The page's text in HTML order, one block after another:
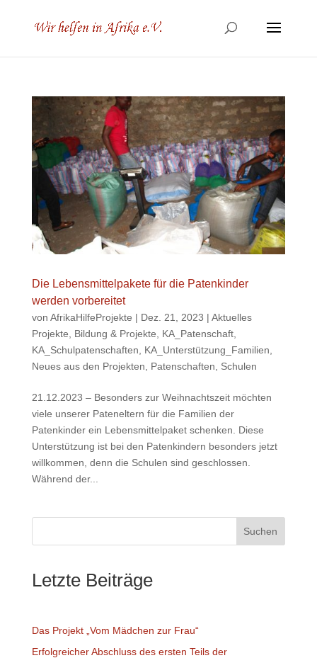
Die Lebensmittelpakete für die Patenkinder
werden vorbereitet
von AfrikaHilfeProjekte | Dez. 21, 2023 | Aktuelles
Projekte
Bildung & Projekte KA_Patenschaft,
KA_Schulpatenschaften
KA_Unterstützung_Familien
Neues aus den Projekten
Patenschaften Schulen
21.12.2023 – Besonders zur Weihnachtszeit möchten
viele unserer Pateneltern für die Familien der
Patenkinder ein Lebensmittelpaket schenken. Diese
Unterstützung ist bei den Patenkindern besonders jetzt
willkommen, denn die Schulen sind geschlossen.
Während der...
Suchen
Letzte Beiträge
Das Projekt „Vom Mädchen zur Frau“
Erfolgreicher Abschluss des ersten Teils der